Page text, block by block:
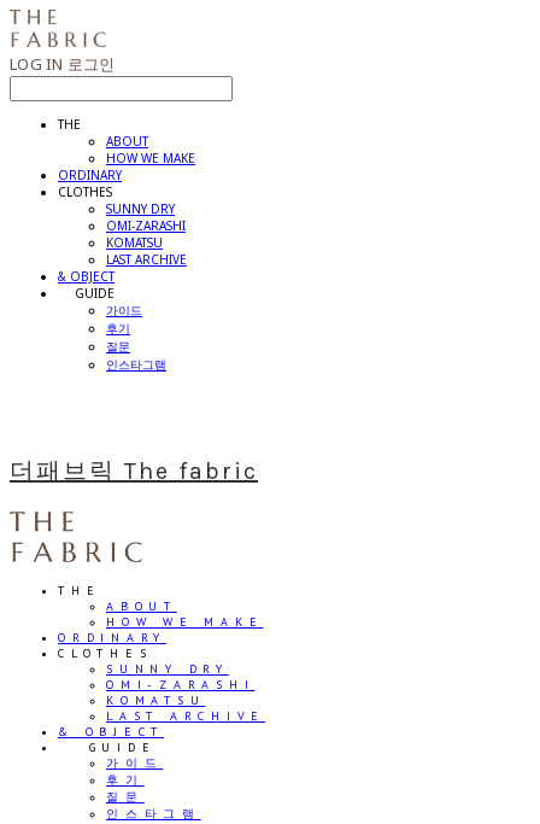
LOG IN 로그인
THE
ABOUT
HOW WE MAKE
ORDINARY
CLOTHES
SUNNY DRY
OMI-ZARASHI
KOMATSU
LAST ARCHIVE
& OBJECT
⠀⠀GUIDE
가이드
후기
질문
인스타그램
더패브릭 The fabric
THE
ABOUT
HOW WE MAKE
ORDINARY
CLOTHES
SUNNY DRY
OMI-ZARASHI
KOMATSU
LAST ARCHIVE
& OBJECT
⠀⠀GUIDE
가이드
후기
질문
인스타그램